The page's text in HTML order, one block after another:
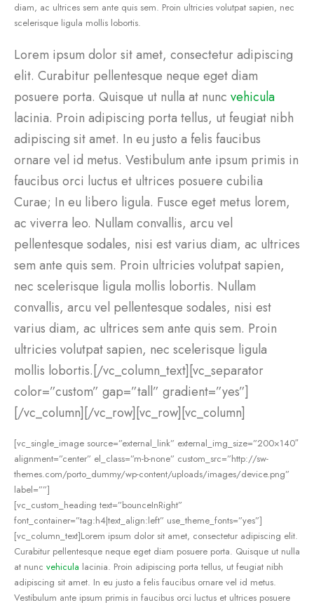
diam, ac ultrices sem ante quis sem. Proin ultricies volutpat sapien, nec
scelerisque ligula mollis lobortis.
Lorem ipsum dolor sit amet, consectetur adipiscing
elit. Curabitur pellentesque neque eget diam
posuere porta. Quisque ut nulla at nunc vehicula
lacinia. Proin adipiscing porta tellus, ut feugiat nibh
adipiscing sit amet. In eu justo a felis faucibus
ornare vel id metus. Vestibulum ante ipsum primis in
faucibus orci luctus et ultrices posuere cubilia
Curae; In eu libero ligula. Fusce eget metus lorem,
ac viverra leo. Nullam convallis, arcu vel
pellentesque sodales, nisi est varius diam, ac ultrices
sem ante quis sem. Proin ultricies volutpat sapien,
nec scelerisque ligula mollis lobortis. Nullam
convallis, arcu vel pellentesque sodales, nisi est
varius diam, ac ultrices sem ante quis sem. Proin
ultricies volutpat sapien, nec scelerisque ligula
mollis lobortis.[/vc_column_text][vc_separator
color=”custom” gap=”tall” gradient=”yes”]
[/vc_column][/vc_row][vc_row][vc_column]
[vc_single_image source=”external_link” external_img_size=”200×140″
alignment=”center” el_class=”m-b-none” custom_src=”http://sw-
themes.com/porto_dummy/wp-content/uploads/images/device.png”
label=””]
[vc_custom_heading text=”bounceInRight”
font_container=”tag:h4|text_align:left” use_theme_fonts=”yes”]
[vc_column_text]Lorem ipsum dolor sit amet, consectetur adipiscing elit.
Curabitur pellentesque neque eget diam posuere porta. Quisque ut nulla
at nunc vehicula lacinia. Proin adipiscing porta tellus, ut feugiat nibh
adipiscing sit amet. In eu justo a felis faucibus ornare vel id metus.
Vestibulum ante ipsum primis in faucibus orci luctus et ultrices posuere